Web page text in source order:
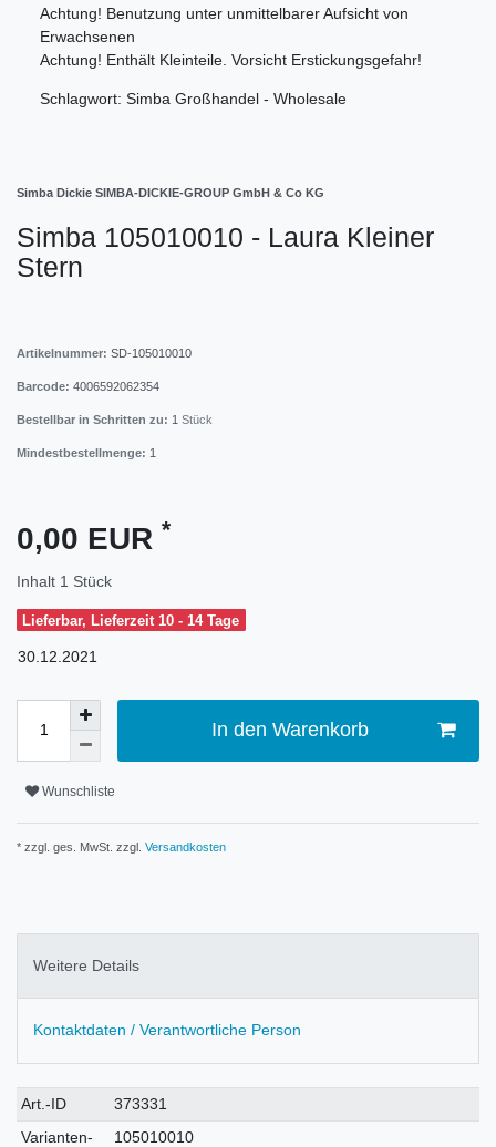
Achtung! Benutzung unter unmittelbarer Aufsicht von
Erwachsenen
Achtung! Enthält Kleinteile. Vorsicht Erstickungsgefahr!
Schlagwort: Simba Großhandel - Wholesale
Simba Dickie SIMBA-DICKIE-GROUP GmbH & Co KG
Simba 105010010 - Laura Kleiner
Stern
Artikelnummer: SD-105010010
Barcode: 4006592062354
Bestellbar in Schritten zu: 1 Stück
Mindestbestellmenge: 1
0,00 EUR *
Inhalt 1 Stück
Lieferbar, Lieferzeit 10 - 14 Tage
30.12.2021
In den Warenkorb
Wunschliste
* zzgl. ges. MwSt. zzgl. Versandkosten
Weitere Details
Kontaktdaten / Verantwortliche Person
Technisches
Merkmal
Wert
Art.-ID
373331
Varianten-
105010010